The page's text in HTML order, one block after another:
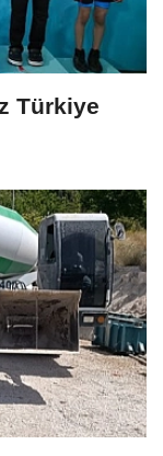
Türkiye